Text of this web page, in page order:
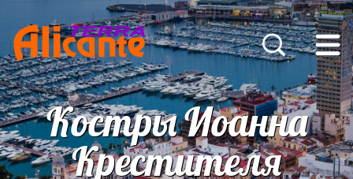
Костры Иоанна
Крестителя